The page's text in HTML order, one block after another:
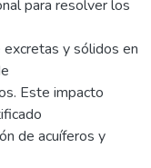
para resolver los
excretas y sólidos en
Este impacto
de acuíferos y